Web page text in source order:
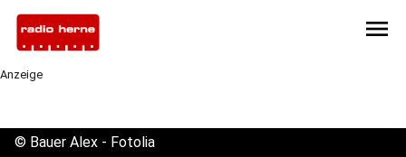
menu
Anzeige
© Bauer Alex - Fotolia